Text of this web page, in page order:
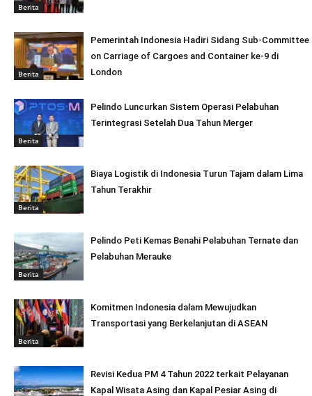
Berita
Berita
Pemerintah Indonesia Hadiri Sidang Sub-Committee
on Carriage of Cargoes and Container ke-9 di
London
Berita
Pelindo Luncurkan Sistem Operasi Pelabuhan
Terintegrasi Setelah Dua Tahun Merger
Berita
Biaya Logistik di Indonesia Turun Tajam dalam Lima
Tahun Terakhir
Berita
Pelindo Peti Kemas Benahi Pelabuhan Ternate dan
Pelabuhan Merauke
Berita
Komitmen Indonesia dalam Mewujudkan
Transportasi yang Berkelanjutan di ASEAN
Revisi Kedua PM 4 Tahun 2022 terkait Pelayanan
Kapal Wisata Asing dan Kapal Pesiar Asing di